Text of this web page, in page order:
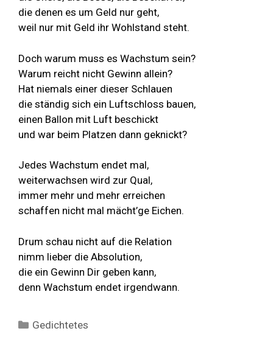
die denen es um Geld nur geht,
weil nur mit Geld ihr Wohlstand steht.
Doch warum muss es Wachstum sein?
Warum reicht nicht Gewinn allein?
Hat niemals einer dieser Schlauen
die ständig sich ein Luftschloss bauen,
einen Ballon mit Luft beschickt
und war beim Platzen dann geknickt?
Jedes Wachstum endet mal,
weiterwachsen wird zur Qual,
immer mehr und mehr erreichen
schaffen nicht mal mächt’ge Eichen.
Drum schau nicht auf die Relation
nimm lieber die Absolution,
die ein Gewinn Dir geben kann,
denn Wachstum endet irgendwann.
Kategorien
Gedichtetes